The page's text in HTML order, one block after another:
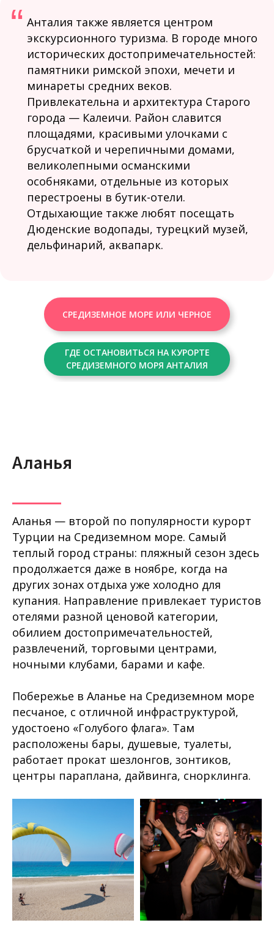
“ Анталия также является центром
экскурсионного туризма. В городе много
исторических достопримечательностей:
памятники римской эпохи, мечети и
минареты средних веков.
Привлекательна и архитектура Старого
города — Калеичи. Район славится
площадями, красивыми улочками с
брусчаткой и черепичными домами,
великолепными османскими
особняками, отдельные из которых
перестроены в бутик-отели.
Отдыхающие также любят посещать
Дюденские водопады, турецкий музей,
дельфинарий, аквапарк.
ГДЕ ОСТАНОВИТЬСЯ НА КУРОРТЕ
СРЕДИЗЕМНОГО МОРЯ АНТАЛИЯ
СРЕДИЗЕМНОЕ МОРЕ ИЛИ ЧЕРНОЕ
Аланья
Аланья — второй по популярности курорт
Турции на Средиземном море. Самый
теплый город страны: пляжный сезон здесь
продолжается даже в ноябре, когда на
других зонах отдыха уже холодно для
купания. Направление привлекает туристов
отелями разной ценовой категории,
обилием достопримечательностей,
развлечений, торговыми центрами,
ночными клубами, барами и кафе.
Побережье в Аланье на Средиземном море
песчаное, с отличной инфраструктурой,
удостоено «Голубого флага». Там
расположены бары, душевые, туалеты,
работает прокат шезлонгов, зонтиков,
центры параплана, дайвинга, снорклинга.